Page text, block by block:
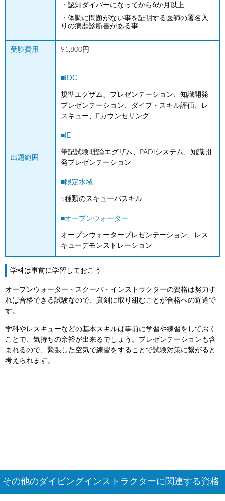
認知ダイバーになってから6か月以上
体調に問題がない事を証明する医師の署名入
りの病歴診断書がある事
受験費用 91,800円
出題範囲
■IDC
規準エグザム、プレゼンテーション、知識開発
プレゼンテーション、ダイブ・スキル評価、レ
スキュー、Eカウンセリング
■IE
筆記試験:理論エグザム、PADIシステム、知識開
発プレゼンテーション
■限定水域
5種類のスキューバスキル
■オープンウォーター
オープンウォータープレゼンテーション、レス
キューデモンストレーション
学科は事前に学習しておこう
オープンウォーター・スクーバ・インストラクターの資格は努力す
れば合格できる試験なので、真剣に取り組むことが合格への近道で
す。
学科やレスキューなどの基本スキルは事前に学習や練習をしておく
ことで、気持ちの余裕が出来るでしょう。プレゼンテーションも含
まれるので、緊張した空気で練習をすることで試験対策に繋がると
考えられます。
その他のダイビングインストラクターに関連する資格